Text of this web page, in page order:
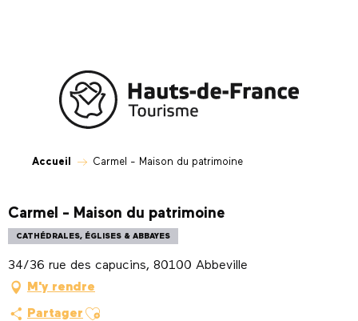
Accueil Carmel - Maison du patrimoine
Carmel - Maison du patrimoine
CATHÉDRALES, ÉGLISES & ABBAYES
34/36 rue des capucins, 80100 Abbeville
M'y rendre
Partager Ajouter aux favoris